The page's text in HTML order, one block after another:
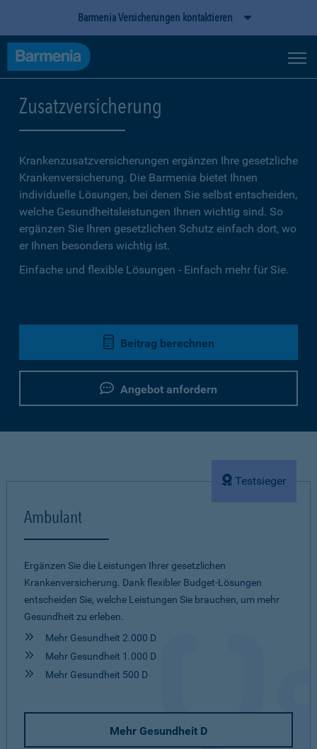
Barmenia Versicherungen kontaktieren
Zusatzversicherung
Krankenzusatzversicherungen ergänzen Ihre gesetzliche
Kranken­versicherung. Die Barmenia bietet Ihnen
individuelle Lösungen, bei denen Sie selbst entscheiden,
welche Gesundheitsleistungen Ihnen wichtig sind. So
ergänzen Sie Ihren gesetzlichen Schutz einfach dort, wo
er Ihnen besonders wichtig ist.
Einfache und flexible Lösungen - Einfach mehr für Sie.
Beitrag berechnen
Angebot anfordern
Testsieger
Ambulant
Ergänzen Sie die Leistungen Ihrer gesetzlichen
Krankenversicherung. Dank flexibler Budget-Lösungen
entscheiden Sie, welche Leistungen Sie brauchen, um mehr
Gesundheit zu erleben.
Mehr Gesundheit 2.000 D
Mehr Gesundheit 1.000 D
Mehr Gesundheit 500 D
Mehr Gesundheit D